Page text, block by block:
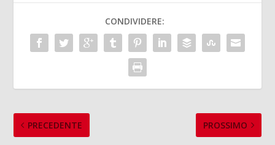
CONDIVIDERE:
PRECEDENTE PROSSIMO